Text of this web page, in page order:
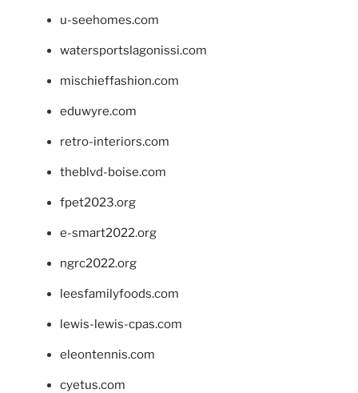
u-seehomes.com
watersportslagonissi.com
mischieffashion.com
eduwyre.com
retro-interiors.com
theblvd-boise.com
fpet2023.org
e-smart2022.org
ngrc2022.org
leesfamilyfoods.com
lewis-lewis-cpas.com
eleontennis.com
cyetus.com